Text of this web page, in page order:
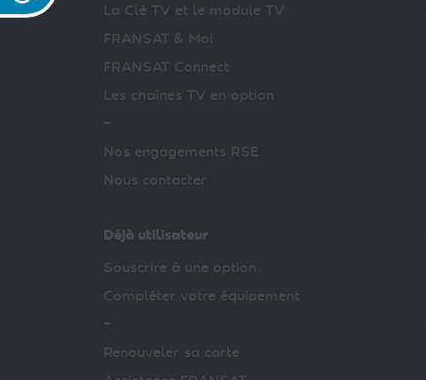
La Clé TV et le module TV
FRANSAT & Moi
FRANSAT Connect
Les chaînes TV en option
–
Nos engagements RSE
Nous contacter
Déjà utilisateur
Souscrire à une option
Compléter votre équipement
–
Renouveler sa carte